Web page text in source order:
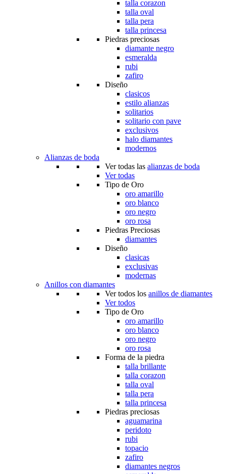
talla corazon
talla oval
talla pera
talla princesa
Piedras preciosas
diamante negro
esmeralda
rubi
zafiro
Diseño
clasicos
estilo alianzas
solitarios
solitario con pave
exclusivos
halo diamantes
modernos
Alianzas de boda
Ver todas las alianzas de boda
Ver todas
Tipo de Oro
oro amarillo
oro blanco
oro negro
oro rosa
Piedras Preciosas
diamantes
Diseño
clasicas
exclusivas
modernas
Anillos con diamantes
Ver todos los anillos de diamantes
Ver todos
Tipo de Oro
oro amarillo
oro blanco
oro negro
oro rosa
Forma de la piedra
talla brillante
talla corazon
talla oval
talla pera
talla princesa
Piedras preciosas
aguamarina
peridoto
rubi
topacio
zafiro
diamantes negros